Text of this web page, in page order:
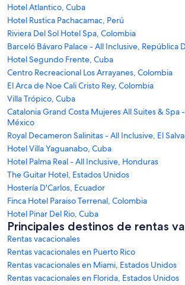
Hotel Atlantico, Cuba
Hotel Rustica Pachacamac, Perú
Riviera Del Sol Hotel Spa, Colombia
Barceló Bávaro Palace - All Inclusive, República
Hotel Segundo Frente, Cuba
Centro Recreacional Los Arrayanes, Colombia
El Arca de Noe Cali Cristo Rey, Colombia
Villa Trópico, Cuba
Catalonia Grand Costa Mujeres All Suites & Spa
México
Royal Decameron Salinitas - All Inclusive, El
Hotel Villa Yaguanabo, Cuba
Hotel Palma Real - All Inclusive, Honduras
The Guitar Hotel, Estados Unidos
Hostería D'Carlos, Ecuador
Finca Hotel Paraiso Terrenal, Colombia
Hotel Pinar Del Rio, Cuba
Principales destinos de rentas
Rentas vacacionales
Rentas vacacionales en Puerto Rico
Rentas vacacionales en Miami, Estados Unidos
Rentas vacacionales en Florida, Estados Unidos